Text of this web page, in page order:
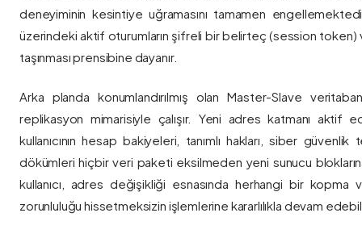
deneyiminin kesintiye uğramasını tamamen
üzerindeki aktif oturumların şifreli bir belirteç (session token)
taşınması prensibine dayanır.
Arka planda konumlandırılmış olan Master-Slave
replikasyon mimarisiyle çalışır. Yeni adres katmanı aktif
kullanıcının hesap bakiyeleri, tanımlı hakları, siber
dökümleri hiçbir veri paketi eksilmeden yeni sunucu
kullanıcı, adres değişikliği esnasında herhangi bir
zorunluluğu hissetmeksizin işlemlerine kararlılıkla devam